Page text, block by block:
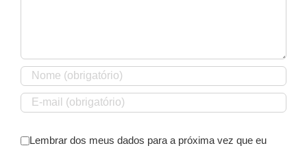
Lembrar dos meus dados para a próxima vez que eu